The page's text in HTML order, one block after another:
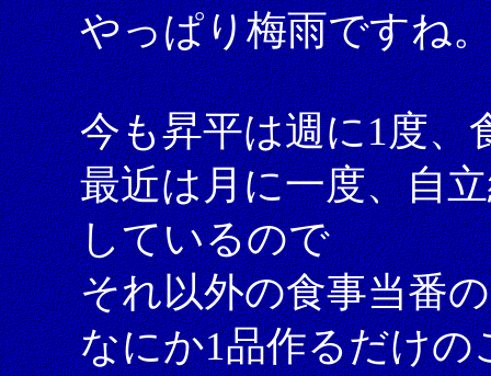
やっぱり梅雨ですね
今も昇平は週に1度、
最近は月に一度、自
しているので
それ以外の食事当番
なにか1品作るだけ